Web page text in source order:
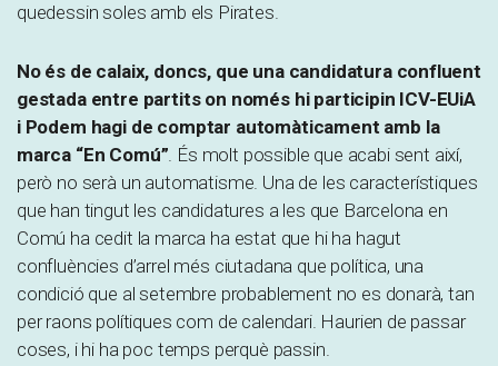
quedessin soles amb els Pirates.
No és de calaix, doncs, que una candidatura confluent
gestada entre partits on només hi participin ICV-EUiA
i Podem hagi de comptar automàticament amb la
marca “En Comú”. És molt possible que acabi sent així,
però no serà un automatisme. Una de les característiques
que han tingut les candidatures a les que Barcelona en
Comú ha cedit la marca ha estat que hi ha hagut
confluències d’arrel més ciutadana que política, una
condició que al setembre probablement no es donarà, tan
per raons polítiques com de calendari. Haurien de passar
coses, i hi ha poc temps perquè passin.